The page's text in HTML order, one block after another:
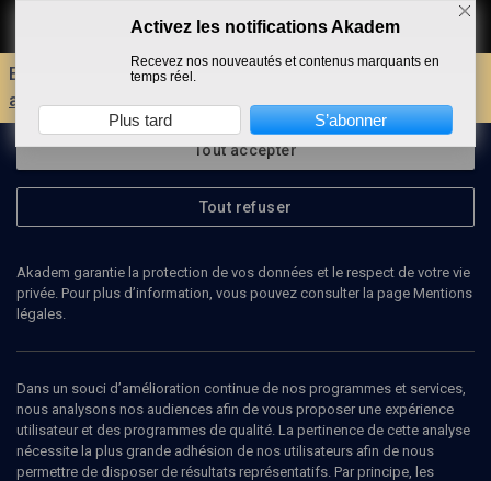
Faire un don
Envie d'encore plus d'AKADEM ?
Découvrez les
avantages d'un compte !
Prosper Amar est membre de la synagogue des Tournelles.
Tout accepter
Tout refuser
Akadem garantie la protection de vos données et le respect de votre vie
privée. Pour plus d’information, vous pouvez consulter la page Mentions
légales.
Dans un souci d’amélioration continue de nos programmes et services,
nous analysons nos audiences afin de vous proposer une expérience
utilisateur et des programmes de qualité. La pertinence de cette analyse
nécessite la plus grande adhésion de nos utilisateurs afin de nous
permettre de disposer de résultats représentatifs. Par principe, les
Activez les notifications Akadem
Recevez nos nouveautés et contenus marquants en
temps réel.
Plus tard S’abonner